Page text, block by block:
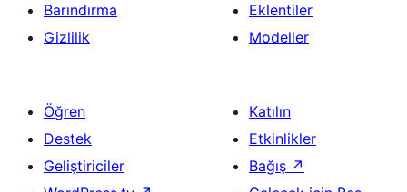
Barındırma
Gizlilik
Eklentiler
Modeller
Öğren
Destek
Geliştiriciler
Katılın
Etkinlikler
Bağış ↗